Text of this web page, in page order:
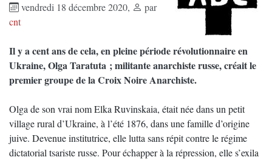
vendredi 18 décembre 2020,
par
cnt
Il y a cent ans de cela, en pleine période révolutionnaire en
Ukraine, Olga Taratuta ; militante anarchiste russe, créait le
premier groupe de la Croix Noire Anarchiste.
Olga de son vrai nom Elka Ruvinskaia, était née dans un petit
village rural d’Ukraine, à l’été 1876, dans une famille d’origine
juive. Devenue institutrice, elle lutta sans répit contre le régime
dictatorial tsariste russe. Pour échapper à la répression, elle s’exila